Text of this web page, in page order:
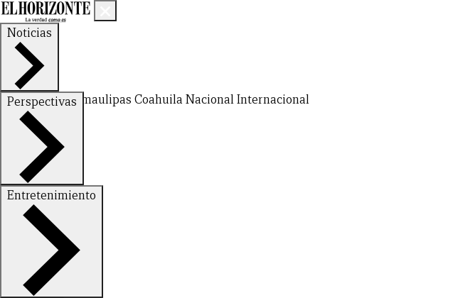
Noticias
Nuevo LeónTamaulipas Coahuila NacionalInternacional
Perspectivas
FinanzasOpinión
Entretenimiento